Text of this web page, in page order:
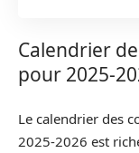
Calendrier
pour 2025-
Le calendrier des
2025-2026 est